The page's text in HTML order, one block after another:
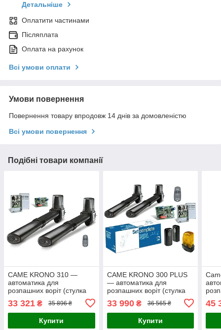
Детальніше
Оплатити частинами
Післяплата
Оплата на рахунок
Всі умови оплати
Умови повернення
Повернення товару впродовж 14 днів за домовленістю
Всі умови повернення
Подібні товари компанії
CAME KRONO 310 —
автоматика для
розпашних воріт (стулка
33 321 ₴ 35 896 ₴
Купити
CAME KRONO 300 PLUS
— автоматика для
розпашних воріт (стулка
33 990₴ 36 565 ₴
Купити
45